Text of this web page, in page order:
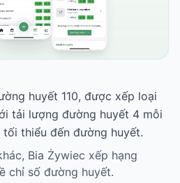
huyết 110, được xếp loại
tải lượng đường huyết 4 mỗi
thiểu đến đường huyết.
Bia Żywiec xếp hạng
chỉ số đường huyết.